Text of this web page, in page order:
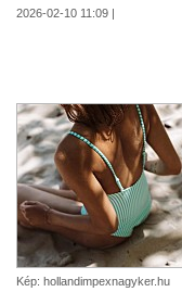
2026-02-10 11:09 |
Kép: hollandimpexnagyker.hu